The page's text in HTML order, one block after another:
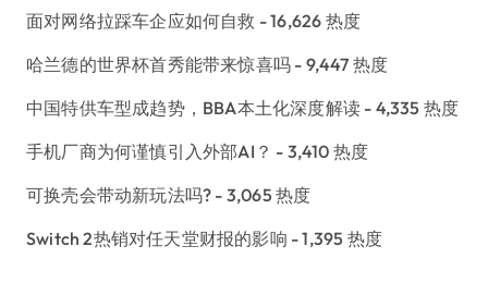
面对网络拉踩车企应如何自救 - 16,626 热度
哈兰德的世界杯首秀能带来惊喜吗 - 9,447 热度
中国特供车型成趋势，BBA本土化深度解读 - 4,335 热度
手机厂商为何谨慎引入外部AI？ - 3,410 热度
可换壳会带动新玩法吗? - 3,065 热度
Switch 2热销对任天堂财报的影响 - 1,395 热度